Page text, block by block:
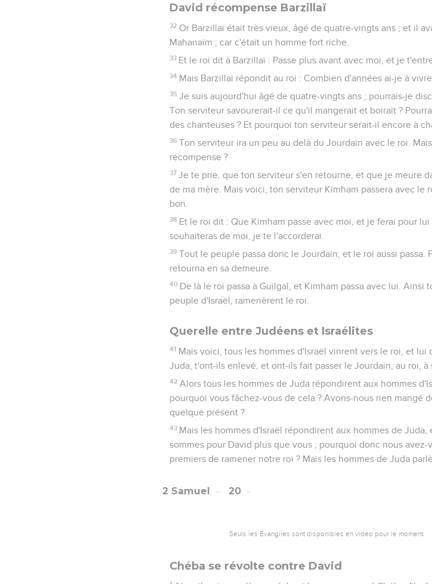
David récompense Barzillaï
32 Or Barzillaï était très vieux, âgé de quatre-vingts ans ; et il
Mahanaïm ; car c'était un homme fort riche.
33 Et le roi dit à Barzillaï : Passe plus avant avec moi, et je
34 Mais Barzillaï répondit au roi : Combien d'années ai-je à
35 Je suis aujourd'hui âgé de quatre-vingts ans ; pourrais-je
Ton serviteur savourerait-il ce qu'il mangerait et boirait ?
des chanteuses ? Et pourquoi ton serviteur serait-il encore à
36 Ton serviteur ira un peu au delà du Jourdain avec le roi.
récompense ?
37 Je te prie, que ton serviteur s'en retourne, et que je meure
de ma mère. Mais voici, ton serviteur Kimham passera avec
bon.
38 Et le roi dit : Que Kimham passe avec moi, et je ferai pour
souhaiteras de moi, je te l'accorderai.
39 Tout le peuple passa donc le Jourdain, et le roi aussi passa.
retourna en sa demeure.
40 De là le roi passa à Guilgal, et Kimham passa avec lui.
peuple d'Israël, ramenèrent le roi.
Querelle entre Judéens et Israélites
41 Mais voici, tous les hommes d'Israël vinrent vers le roi, et
Juda, t'ont-ils enlevé, et ont-ils fait passer le Jourdain, au roi,
42 Alors tous les hommes de Juda répondirent aux hommes
pourquoi vous fâchez-vous de cela ? Avons-nous rien mangé
quelque présent ?
43 Mais les hommes d'Israël répondirent aux hommes de
sommes pour David plus que vous ; pourquoi donc nous avez-
premiers de ramener notre roi ? Mais les hommes de Juda
2 Samuel 20
Seuls les Évangiles sont disponibles en vidéo pour le moment.
Chéba se révolte contre David